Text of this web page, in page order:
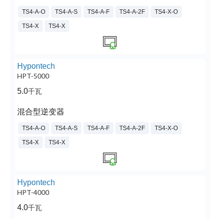
TS4-A-O TS4-A-S TS4-A-F TS4-A-2F TS4-X-O
TS4-X TS4-X
Hypontech
HPT-5000
5.0千瓦
混合型逆变器
TS4-A-O TS4-A-S TS4-A-F TS4-A-2F TS4-X-O
TS4-X TS4-X
Hypontech
HPT-4000
4.0千瓦